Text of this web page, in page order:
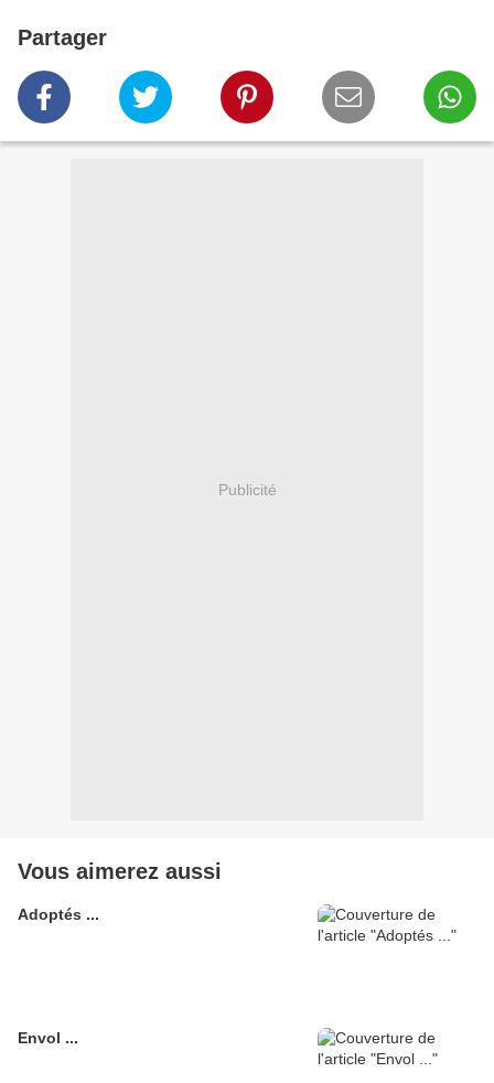
Partager
Publicité
Vous aimerez aussi
Adoptés ...
Envol ...